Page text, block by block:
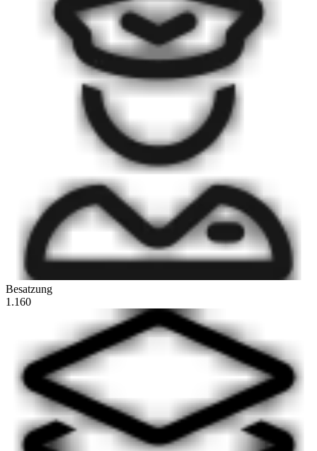
Besatzung
1.160